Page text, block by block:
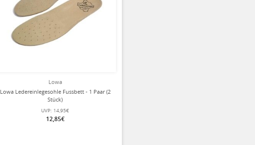
Lowa
Lowa Ledereinlegesohle Fussbett - 1 Paar (2
Stück)
UVP: 14,95€
12,85€